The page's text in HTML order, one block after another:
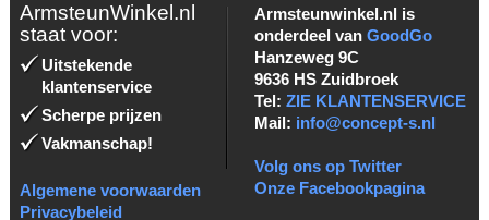
ArmsteunWinkel.nl
staat voor:
Uitstekende
klantenservice
Scherpe prijzen
Vakmanschap!
Algemene voorwaarden
Privacybeleid
Armsteunwinkel.nl is
onderdeel van GoodGo
Hanzeweg 9C
9636 HS Zuidbroek
Tel: ZIE KLANTENSERVICE
Mail: info@concept-s.nl
Volg ons op Twitter
Onze Facebookpagina